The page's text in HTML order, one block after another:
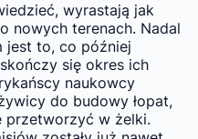
wyrastają jak
nowych terenach. Nadal
jest to, co później
się okres ich
naukowcy
do budowy łopat,
przetworzyć w żelki.